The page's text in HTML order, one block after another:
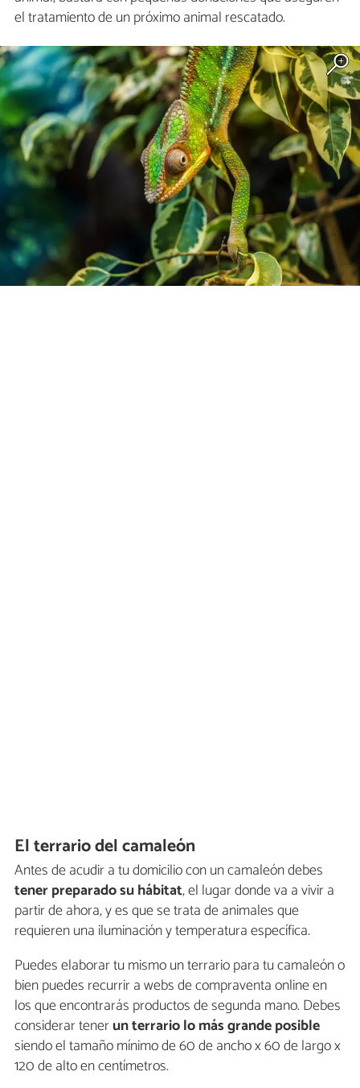
el tratamiento de un próximo animal rescatado.
El terrario del camaleón
Antes de acudir a tu domicilio con un camaleón debes
tener preparado su hábitat, el lugar donde va a vivir a
partir de ahora, y es que se trata de animales que
requieren una iluminación y temperatura específica.
Puedes elaborar tu mismo un terrario para tu camaleón o
bien puedes recurrir a webs de compraventa online en
los que encontrarás productos de segunda mano. Debes
considerar tenerun terrario lo más grande posible
siendo el tamaño mínimo de 60 de ancho x 60 de largo x
120 de alto en centímetros.